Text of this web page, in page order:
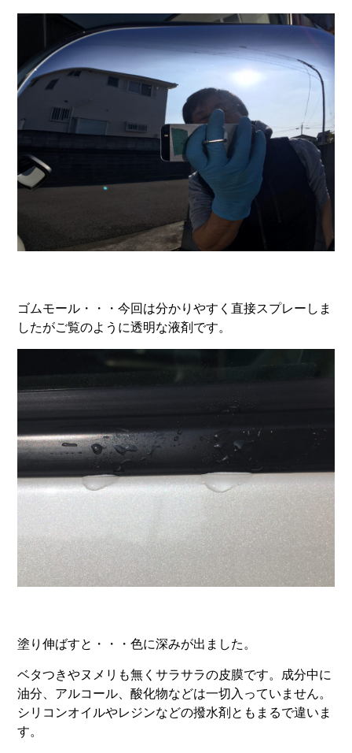
ゴムモール・・・今回は分かりやすく直接スプレーしま
したがご覧のように透明な液剤です。
塗り伸ばすと・・・色に深みが出ました。
ベタつきやヌメリも無くサラサラの皮膜です。成分中に
油分、アルコール、酸化物などは一切入っていません。
シリコンオイルやレジンなどの撥水剤ともまるで違いま
す。